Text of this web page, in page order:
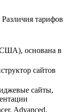
тарифов
основана в
сайтов
сайты,
Advanced,